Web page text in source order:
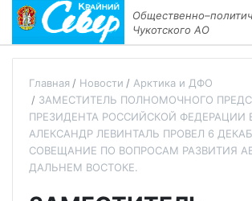
Чукотского АО
Главная Новости
Арктика и ДФО
ЗАМЕСТИТЕЛЬ ПОЛНОМОЧНОГО
ПРЕЗИДЕНТА РОССИЙСКОЙ ФЕДЕРАЦИИ
АЛЕКСАНДР ЛЕВИНТАЛЬ ПРОВЕЛ 6
СОВЕЩАНИЕ ПО ВОПРОСАМ РАЗВИТИЯ
ДАЛЬНЕМ ВОСТОКЕ.